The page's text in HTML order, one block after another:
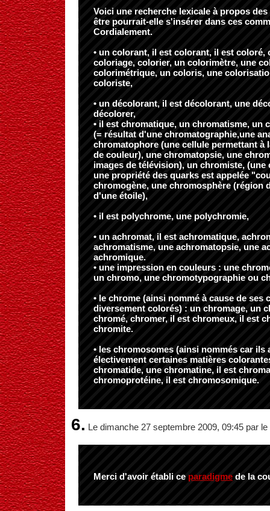
Voici une recherche lexicale à propos
être pourrait-elle s'insérer dans ces
Cordialement.
• un colorant, il est colorant, il est coloré,
coloriage, colorier, un colorimètre, une
colorimétrique, un coloris, une
coloriste,
• un décolorant, il est décolorant, une
décolorer,
• il est chromatique, un chromatisme, un
(= résultat d'une chromatographie,une
chromatophore (une cellule permettant à
de couleur), une chromatopsie, une
images de télévision), un chromiste,
une propriété des quarks est appelée
chromogène, une chromosphère (région
d'une étoile),
• il est polychrome, une polychromie,
• un achromat, il est achromatique,
achromatisme, une achromatopsie, une
achromique.
• une impression en couleurs : une
un chromo, une chromotypographie ou
• le chrome (ainsi nommé à cause de ses
diversement colorés) : un chromage, un
chromé, chromer, il est chromeux, il est
chromite.
• les chromosomes (ainsi nommés car ils
électivement certaines matières
chromatide, une chromatine, il est
chromoprotéine, il est chromosomique.
6. Le dimanche 27 septembre 2009, 09:45 par le
Merci d'avoir établi ce paradigme de la